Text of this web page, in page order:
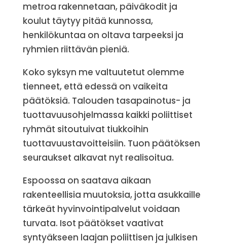
metroa rakennetaan, päiväkodit ja
koulut täytyy pitää kunnossa,
henkilökuntaa on oltava tarpeeksi ja
ryhmien riittävän pieniä.
Koko syksyn me valtuutetut olemme
tienneet, että edessä on vaikeita
päätöksiä. Talouden tasapainotus- ja
tuottavuusohjelmassa kaikki poliittiset
ryhmät sitoutuivat tiukkoihin
tuottavuustavoitteisiin. Tuon päätöksen
seuraukset alkavat nyt realisoitua.
Espoossa on saatava aikaan
rakenteellisia muutoksia, jotta asukkaille
tärkeät hyvinvointipalvelut voidaan
turvata. Isot päätökset vaativat
syntyäkseen laajan poliittisen ja julkisen